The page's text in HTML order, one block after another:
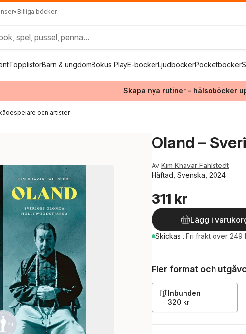
• Billiga böcker
spel, pussel, penna...
TopplistorBarn & ungdomBokus PlayE-böckerLjudböckerPocketböcker
Skapa nya rutiner – hälsoböcker
och artister
Oland –
Av Kim Khavar Fahlstedt
Häftad, Svenska, 2024
311 kr
Lägg i
Skickas . Fri frakt över 249
Fler format och
Inbunden
320 kr